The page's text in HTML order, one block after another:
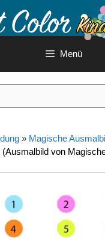
Menü
» Magische
(Ausmalbild von